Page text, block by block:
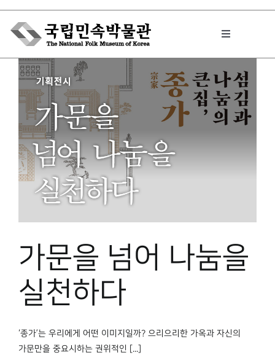
Skip
content
Toggle
박물관에서는
민속이야기
민속 인사이드
박물관 홈페이지
가문을 넘어 나눔을
실천하다
‘종가’는 우리에게 어떤 이미지일까? 으리으리한 가옥과 자신의
가문만을 중요시하는 권위적인 [...]